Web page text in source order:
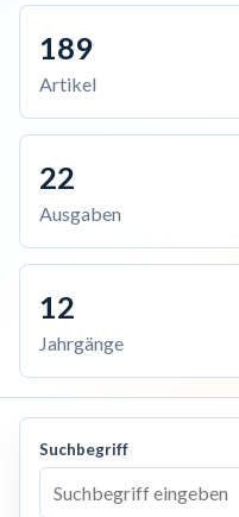
189
Artikel
22
Ausgaben
12
Jahrgänge
Suchbegriff